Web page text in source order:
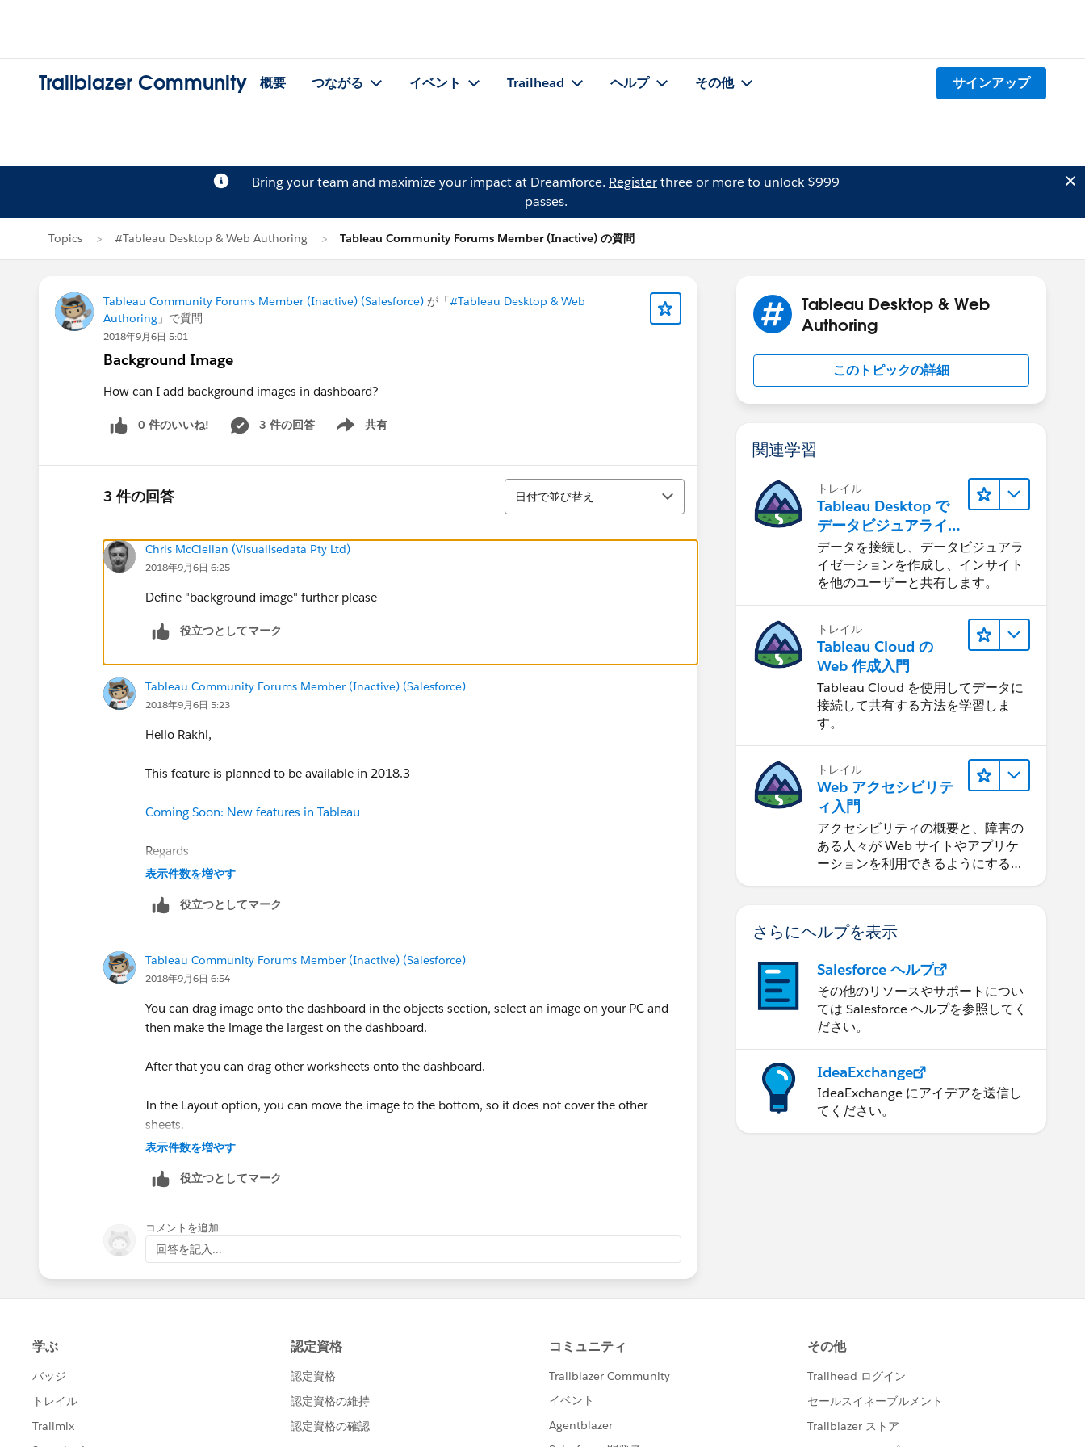
Trailblazer Community 概要 つながる イベント Trailhead ヘルプ その他 サインアップ
Bring your team and maximize your impact at Dreamforce. Registerthree or more to unlock $999
passes.
Topics #Tableau Desktop & Web Authoring Tableau Community Forums Member (Inactive) の質問
Tableau Community Forums Member (Inactive) (Salesforce) が「#Tableau Desktop & Web
Authoring 」で質問
2018年9月6日 5:01
Background Image
How can I add background images in dashboard?
0 件のいいね! 3 件の回答 共有
Show menu
3 件の回答
並び替え
日付で並び替え
Chris McClellan (Visualisedata Pty Ltd)
2018年9月6日 6:25
Define "background image" further please
役立つとしてマーク
Tableau Community Forums Member (Inactive) (Salesforce)
2018年9月6日 5:23
Hello Rakhi,
This feature is planned to be available in 2018.3
Coming Soon: New features in Tableau
Regards
Lei
表示件数を増やす
役立つとしてマーク
Tableau Community Forums Member (Inactive) (Salesforce)
2018年9月6日 6:54
You can drag image onto the dashboard in the objects section, select an image on your PC and
then make the image the largest on the dashboard.
After that you can drag other worksheets onto the dashboard.
In the Layout option, you can move the image to the bottom, so it does not cover the other
sheets.
表示件数を増やす
役立つとしてマーク
コメントを追加
回答を記入...
Tableau Desktop & Web
Authoring
このトピックの詳細
関連学習
トレイル
Tableau Desktop で
データビジュアライ
ゼーションをはじめ
る
データを接続し、データビジュアラ
イゼーションを作成し、インサイト
を他のユーザーと共有します。
トレイル
Tableau Cloud の
Web 作成入門
Tableau Cloud を使用してデータに
接続して共有する方法を学習しま
す。
トレイル
Web アクセシビリテ
ィ入門
アクセシビリティの概要と、障害の
ある人々が Web サイトやアプリケ
ーションを利用できるようにする方
さらにヘルプを表示
Salesforce ヘルプ
その他のリソースやサポートについ
ては Salesforce ヘルプを参照してく
ださい。
IdeaExchange
IdeaExchange にアイデアを送信し
てください。